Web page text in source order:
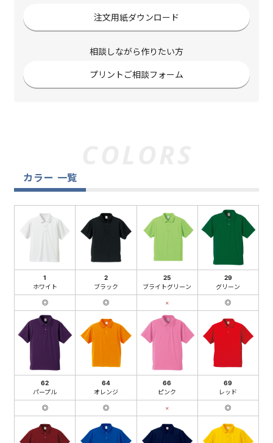
注文用紙ダウンロード
相談しながら作りたい方
プリントご相談フォーム
カラー 一覧
1
ホワイト
◎
2
ブラック
◎
25
ブライトグリーン
×
29
グリーン
◎
62
パープル
◎
64
オレンジ
◎
66
ピンク
×
69
レッド
◎